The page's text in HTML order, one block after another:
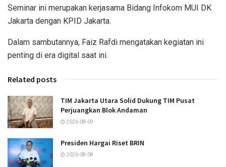
Seminar ini merupakan kerjasama Bidang Infokom MUI DK
Jakarta dengan KPID Jakarta.
Dalam sambutannya, Faiz Rafdi mengatakan kegiatan ini
penting di era digital saat ini.
Related posts
TIM Jakarta Utara Solid Dukung TIM Pusat
Perjuangkan Blok Andaman
2026-08-09
Presiden Hargai Riset BRIN
2026-08-08